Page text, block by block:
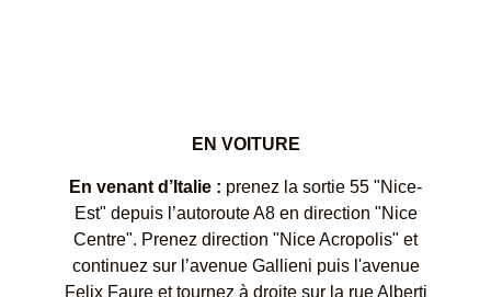
EN VOITURE
En venant d’Italie : prenez la sortie 55 "Nice-
Est" depuis l’autoroute A8 en direction "Nice
Centre". Prenez direction "Nice Acropolis" et
continuez sur l’avenue Gallieni puis l'avenue
Felix Faure et tournez à droite sur la rue Alberti